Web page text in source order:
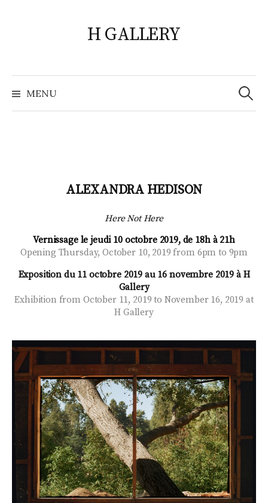
H GALLERY
MENU
Search
for:
ALEXANDRA HEDISON
Here Not Here
Vernissage le jeudi 10 octobre 2019, de 18h à 21h
Opening Thursday, October 10, 2019 from 6pm to 9pm
Exposition du 11 octobre 2019 au 16 novembre 2019 à H
Gallery
Exhibition from October 11, 2019 to November 16, 2019 at
H Gallery